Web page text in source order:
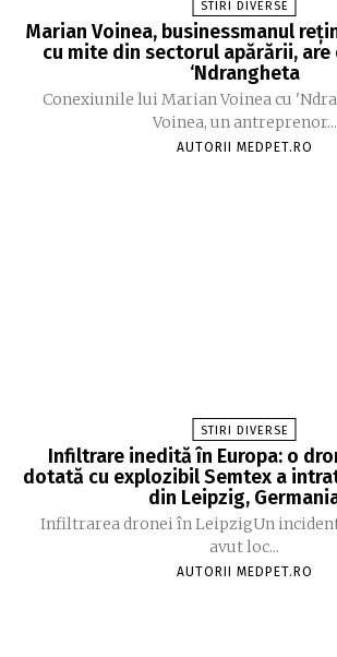
STIRI DIVERSE
Marian Voinea, businessmanul
cu mite din sectorul apărării, are
‘Ndrangheta
Conexiunile lui Marian Voinea cu
Voinea, un antreprenor...
AUTORII MEDPET.RO
STIRI DIVERSE
Infiltrare inedită în Europa: o
dotată cu explozibil Semtex a
din Leipzig,
Infiltrarea dronei în LeipzigUn
avut loc...
AUTORII MEDPET.RO